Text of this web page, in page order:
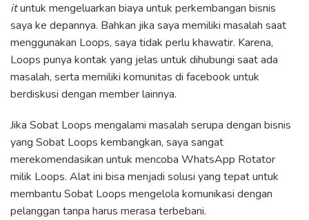
ituntuk mengeluarkan biaya untuk perkembangan bisnis
saya ke depannya. Bahkan jika saya memiliki masalah saat
menggunakan Loops, saya tidak perlu khawatir. Karena,
Loops punya kontak yang jelas untuk dihubungi saat ada
masalah, serta memiliki komunitas di facebook untuk
berdiskusi dengan member lainnya.
Jika Sobat Loops mengalami masalah serupa dengan bisnis
yang Sobat Loops kembangkan, saya sangat
merekomendasikan untuk mencoba WhatsApp Rotator
milik Loops. Alat ini bisa menjadi solusi yang tepat untuk
membantu Sobat Loops mengelola komunikasi dengan
pelanggan tanpa harus merasa terbebani.